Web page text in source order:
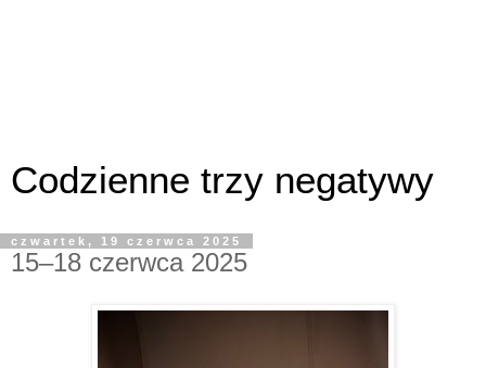
Codzienne trzy negatywy
czwartek, 19 czerwca 2025
15–18 czerwca 2025